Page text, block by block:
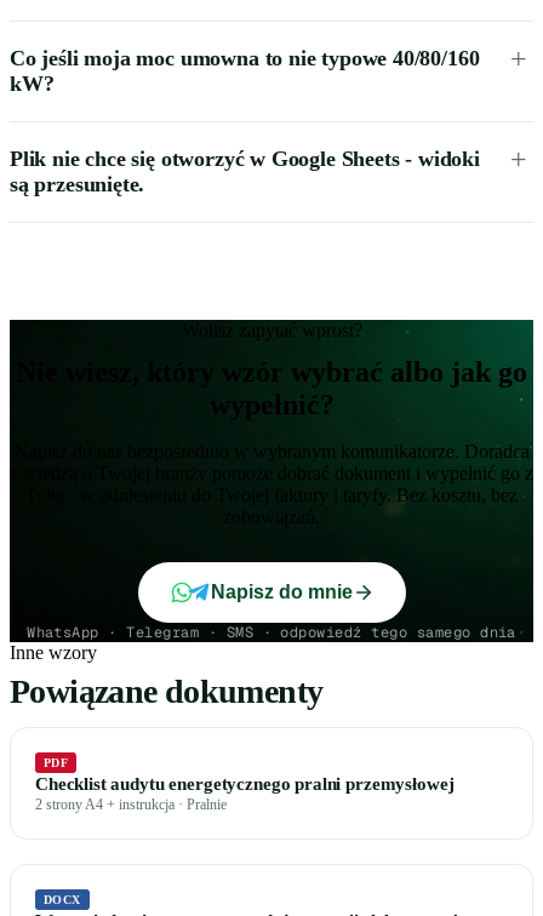
Co jeśli moja moc umowna to nie typowe 40/80/160
kW?
Plik nie chce się otworzyć w Google Sheets - widoki
są przesunięte.
Wolisz zapytać wprost?
Nie wiesz, który wzór wybrać albo jak go
wypełnić?
Napisz do nas bezpośrednio w wybranym komunikatorze. Doradca
z wiedzą o Twojej branży pomoże dobrać dokument i wypełnić go z
Tobą - w odniesieniu do Twojej faktury i taryfy. Bez kosztu, bez
Napisz do mnie
WhatsApp · Telegram · SMS · odpowiedź tego samego dnia
Inne wzory
Powiązane dokumenty
PDF
Checklist audytu energetycznego pralni przemysłowej
2 strony A4 + instrukcja · Pralnie
DOCX